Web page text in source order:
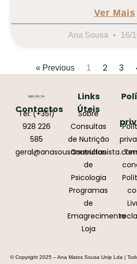
Ver Mais
Ana Sousa 16/
« Previous 1 2 3
Contactos
Tel: (+351)
928 226
585
Links
Úteis
Sobre
Consultas
de Nutrição
Consultas
de
Psicologia
Programas
de
Emagrecimento
Loja
© Copyright 2025 – Ana Matos Sousa Unip Lda |